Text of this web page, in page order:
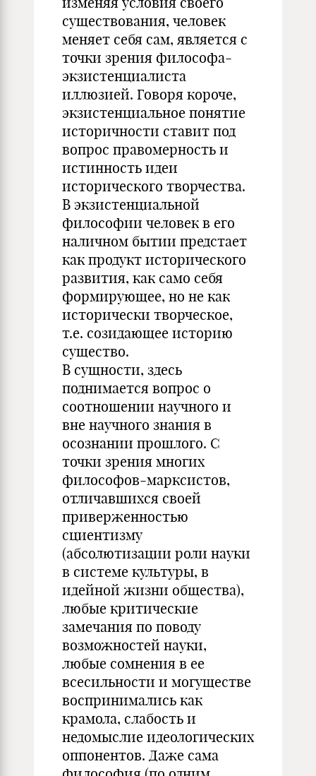
существования, человек
меняет себя сам, является с
точки зрения философа-
экзистенциалиста
иллюзией. Говоря короче,
экзистенциальное понятие
историчности ставит под
вопрос правомерность и
истинность идеи
исторического творчества.
В экзистенциальной
философии человек в его
наличном бытии предстает
как продукт исторического
развития, как само себя
формирующее, но не как
исторически творческое,
т.е. созидающее историю
существо.
В сущности, здесь
поднимается вопрос о
соотношении научного и
вне научного знания в
осознании прошлого. С
точки зрения многих
философов-марксистов,
отличавшихся своей
приверженностью
сциентизму
(абсолютизации роли науки
в системе культуры, в
идейной жизни общества),
любые критические
замечания по поводу
возможностей науки,
любые сомнения в ее
всесильности и могуществе
воспринимались как
крамола, слабость и
недомыслие идеологических
оппонентов. Даже сама